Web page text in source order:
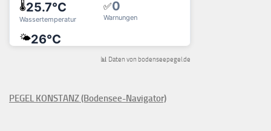
📊 Daten von bodenseepegel.de
PEGEL KONSTANZ (Bodensee-Navigator)